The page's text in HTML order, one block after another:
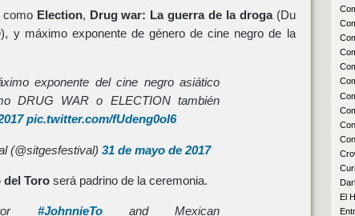
como Election, Drug war: La guerra de la droga(Du
), y máximo exponente de género de cine negro de la
exponente del cine negro asiático
DRUG WAR o ELECTION también
pic.twitter.com/fUdeng0oI6
(@sitgesfestival)31 de mayo de 2017
Toroserá padrino de la ceremonia.
#JohnnieToand Mexican
El